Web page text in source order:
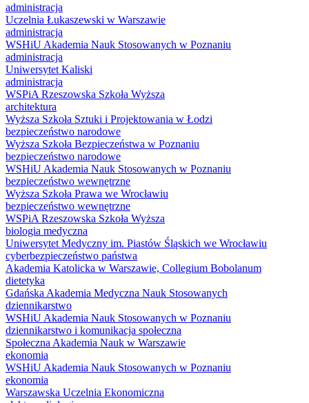
administracja
Uczelnia Łukaszewski w Warszawie
administracja
WSHiU Akademia Nauk Stosowanych w Poznaniu
administracja
Uniwersytet Kaliski
administracja
WSPiA Rzeszowska Szkoła Wyższa
architektura
Wyższa Szkoła Sztuki i Projektowania w Łodzi
bezpieczeństwo narodowe
Wyższa Szkoła Bezpieczeństwa w Poznaniu
bezpieczeństwo narodowe
WSHiU Akademia Nauk Stosowanych w Poznaniu
bezpieczeństwo wewnętrzne
Wyższa Szkoła Prawa we Wrocławiu
bezpieczeństwo wewnętrzne
WSPiA Rzeszowska Szkoła Wyższa
biologia medyczna
Uniwersytet Medyczny im. Piastów Śląskich we Wrocławiu
cyberbezpieczeństwo państwa
Akademia Katolicka w Warszawie, Collegium Bobolanum
dietetyka
Gdańska Akademia Medyczna Nauk Stosowanych
dziennikarstwo
WSHiU Akademia Nauk Stosowanych w Poznaniu
dziennikarstwo i komunikacja społeczna
Społeczna Akademia Nauk w Warszawie
ekonomia
WSHiU Akademia Nauk Stosowanych w Poznaniu
ekonomia
Warszawska Uczelnia Ekonomiczna